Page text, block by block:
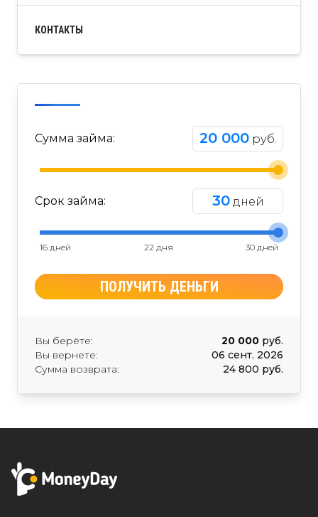
КОНТАКТЫ
Сумма займа: 20 000 руб.
Срок займа: 30 дней
16 дней 22 дня 30 дней
ПОЛУЧИТЬ ДЕНЬГИ
Вы берёте: 20 000 руб.
Вы вернете:
06 сент. 2026
Сумма возврата:
24 800 руб.